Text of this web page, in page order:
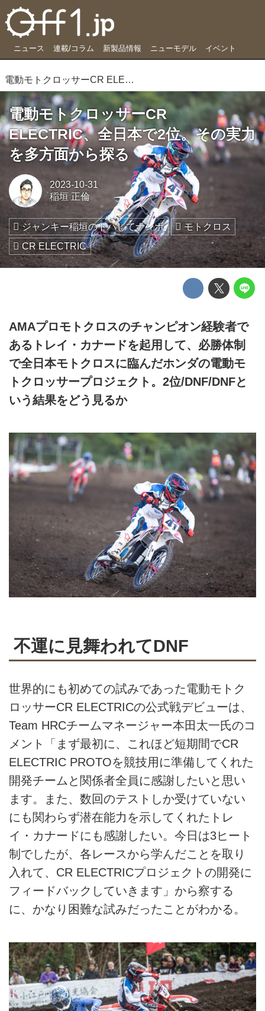
ニュース 連載/コラム 新製品情報 ニューモデル イベント
電動モトクロッサーCR ELECTRIC、全日本で2位。その実力を多方面から探る
電動モトクロッサーCR
ELECTRIC、全日本で2位。その実力
を多方面から探る
2023-10-31
稲垣 正倫
ジャンキー稲垣のトバしてナンボ
モトクロス
CR ELECTRIC
AMAプロモトクロスのチャンピオン経験者で
あるトレイ・カナードを起用して、必勝体制
で全日本モトクロスに臨んだホンダの電動モ
トクロッサープロジェクト。2位/DNF/DNFと
いう結果をどう見るか
不運に見舞われてDNF
世界的にも初めての試みであった電動モトク
ロッサーCR ELECTRICの公式戦デビューは、
Team HRCチームマネージャー本田太一氏のコ
メント「まず最初に、これほど短期間でCR
ELECTRIC PROTOを競技用に準備してくれた
開発チームと関係者全員に感謝したいと思い
ます。また、数回のテストしか受けていない
にも関わらず潜在能力を示してくれたトレ
イ・カナードにも感謝したい。今日は3ヒート
制でしたが、各レースから学んだことを取り
入れて、CR ELECTRICプロジェクトの開発に
フィードバックしていきます」から察する
に、かなり困難な試みだったことがわかる。